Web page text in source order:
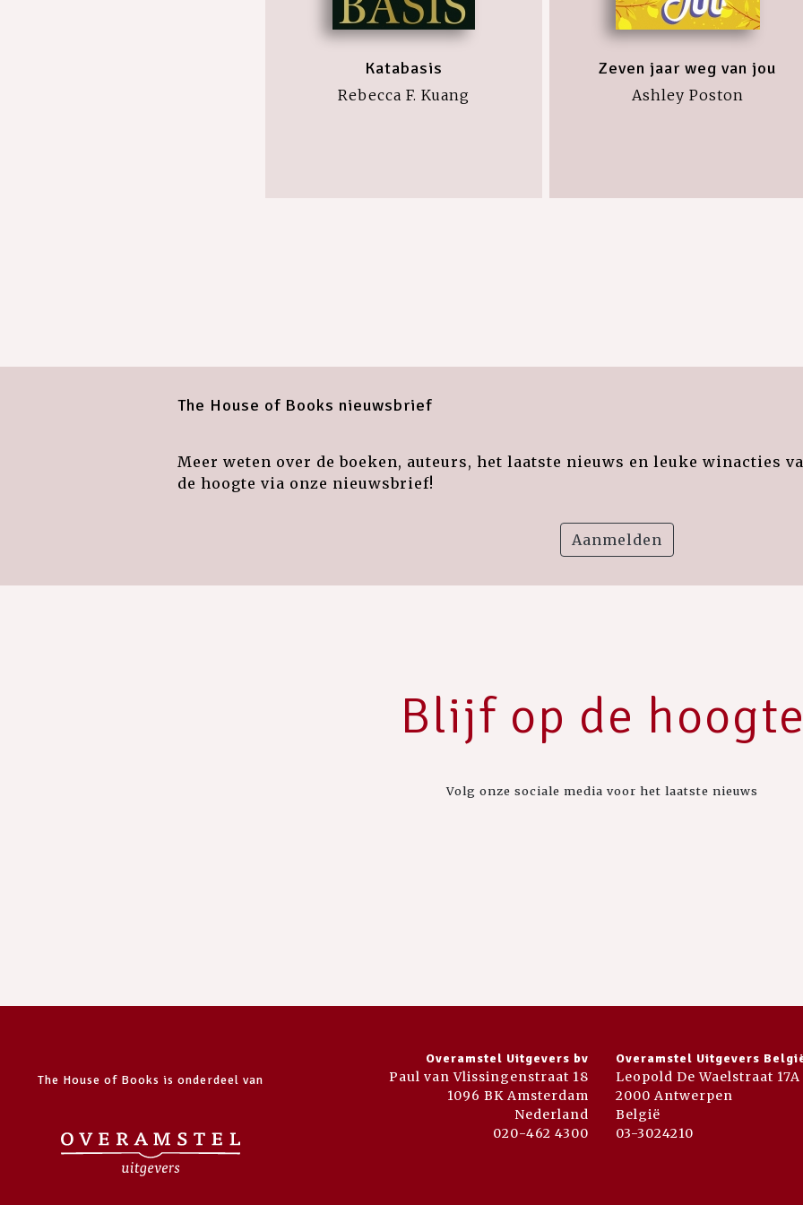
Katabasis
Rebecca F. Kuang
Zeven jaar weg van jou
Ashley Poston
The House of Books nieuwsbrief
Meer weten over de boeken, auteurs, het laatste nieuws en leuke winacties
de hoogte via onze nieuwsbrief!
Aanmelden
Blijf op de
Volg onze sociale media voor het laatste nieuws
The House of Books is onderdeel van
Overamstel Uitgevers bv
Paul van Vlissingenstraat 18
1096 BK Amsterdam
Nederland
020-462 4300
Overamstel Uitgevers
Leopold De Waelstraat 17A
2000 Antwerpen
België
03-3024210